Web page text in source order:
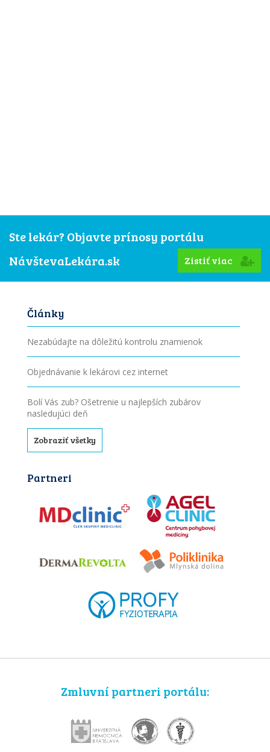
Ste lekár? Objavte prínosy portálu
NávštevaLekára.sk
Zistiť viac
Články
Nezabúdajte na dôležitú kontrolu znamienok
Objednávanie k lekárovi cez internet
Bolí Vás zub? Ošetrenie u najlepších zubárov
nasledujúci deň
Zobraziť všetky
Partneri
Zmluvní partneri portálu: